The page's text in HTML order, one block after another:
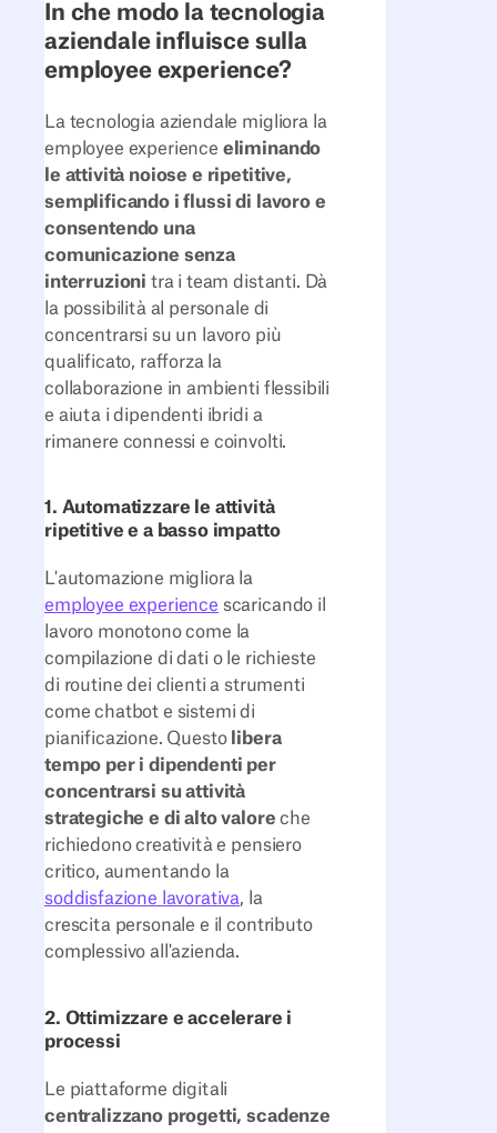
In che modo la tecnologia
aziendale influisce sulla
employee experience?
La tecnologia aziendale migliora la
employee experience eliminando
le attività noiose e ripetitive,
semplificando i flussi di lavoro e
consentendo una
comunicazione senza
interruzioni tra i team distanti. Dà
la possibilità al personale di
concentrarsi su un lavoro più
qualificato, rafforza la
collaborazione in ambienti flessibili
e aiuta i dipendenti ibridi a
rimanere connessi e coinvolti.
1. Automatizzare le attività
ripetitive e a basso impatto
L'automazione migliora la
employee experience scaricando il
lavoro monotono come la
compilazione di dati o le richieste
di routine dei clienti a strumenti
come chatbot e sistemi di
pianificazione. Questo libera
tempo per i dipendenti per
concentrarsi su attività
strategiche e di alto valore che
richiedono creatività e pensiero
critico, aumentando la
soddisfazione lavorativa, la
crescita personale e il contributo
complessivo all'azienda.
2. Ottimizzare e accelerare i
processi
Le piattaforme digitali
centralizzano progetti, scadenze